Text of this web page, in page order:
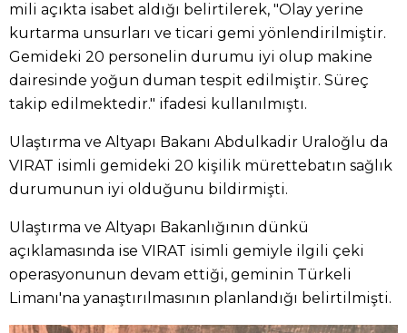
mili açıkta isabet aldığı belirtilerek, "Olay yerine
kurtarma unsurları ve ticari gemi yönlendirilmiştir.
Gemideki 20 personelin durumu iyi olup makine
dairesinde yoğun duman tespit edilmiştir. Süreç
takip edilmektedir." ifadesi kullanılmıştı.
Ulaştırma ve Altyapı Bakanı Abdulkadir Uraloğlu da
VIRAT isimli gemideki 20 kişilik mürettebatın sağlık
durumunun iyi olduğunu bildirmişti.
Ulaştırma ve Altyapı Bakanlığının dünkü
açıklamasında ise VIRAT isimli gemiyle ilgili çeki
operasyonunun devam ettiği, geminin Türkeli
Limanı'na yanaştırılmasının planlandığı belirtilmişti.